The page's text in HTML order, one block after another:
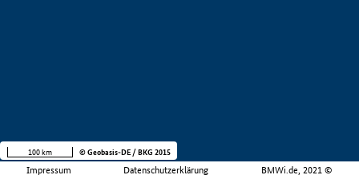
Impressum Datenschutzerklärung BMWi.de, 2021 ©
100 km © Geobasis-DE / BKG 2015